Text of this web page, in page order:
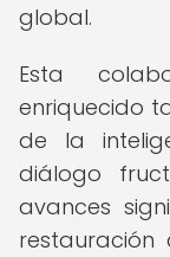
global.
Esta
enriquecido
de la
diálogo
avances